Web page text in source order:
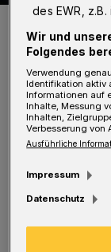
Zeit für ein
Foto: Christoph Petersen
Dort stand
Beamtinnen
des EWR,
Wir und
Folgendes
Verwendung
Identifikation aktiv
Informationen auf
Inhalte, Messung
Inhalten,
Verbesserung von
Ausführliche
Impressum
Datenschutz